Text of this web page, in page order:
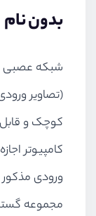
بدون نام
شبکه عصبی
(تصاویر
کوچک و قابل
کامپیوتر
ورودی
مجموعه